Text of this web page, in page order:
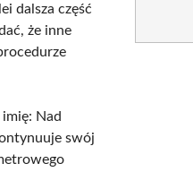
dalsza część
że inne
Nad
swój